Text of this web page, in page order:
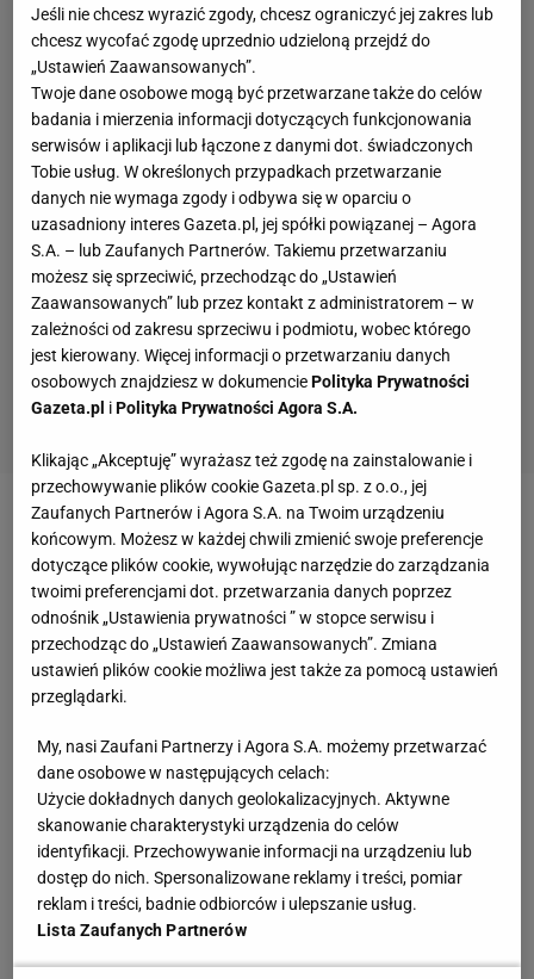
Zobacz wideoRobert Lewandowski zaskoczył Igę
Świątek. "Nie zdawała sobie sprawy"
Świątek wraca do najlepszej formy? Ignacik jest nią
zachwycony
Caty McNally, Elisabetta Cocciaretto i Naomi Osaka.
Paradoksalnie Polka największe problemy miała z tą
pierwszą, gdyż musiała rozegrać z Amerykanką aż
trzy sety. Z Włoszką i Japonką z kolei poradziła
sobie bez najmniejszych problemów. Szczególny
podziw wzbudza to, jak Świątek zdominowała Osakę
Jeśli nie chcesz wyrazić zgody, chcesz ograniczyć jej zakres lub
chcesz wycofać zgodę uprzednio udzieloną przejdź do
„Ustawień Zaawansowanych”.
Twoje dane osobowe mogą być przetwarzane także do celów
badania i mierzenia informacji dotyczących funkcjonowania
serwisów i aplikacji lub łączone z danymi dot. świadczonych
Tobie usług. W określonych przypadkach przetwarzanie
danych nie wymaga zgody i odbywa się w oparciu o
uzasadniony interes Gazeta.pl, jej spółki powiązanej – Agora
S.A. – lub Zaufanych Partnerów. Takiemu przetwarzaniu
możesz się sprzeciwić, przechodząc do „Ustawień
Zaawansowanych” lub przez kontakt z administratorem – w
zależności od zakresu sprzeciwu i podmiotu, wobec którego
jest kierowany. Więcej informacji o przetwarzaniu danych
osobowych znajdziesz w dokumenciePolityka Prywatności
Gazeta.pl iPolityka Prywatności Agora S.A.
Klikając „Akceptuję” wyrażasz też zgodę na zainstalowanie i
przechowywanie plików cookie Gazeta.pl sp. z o.o., jej
Zaufanych Partnerów i Agora S.A. na Twoim urządzeniu
końcowym. Możesz w każdej chwili zmienić swoje preferencje
dotyczące plików cookie, wywołując narzędzie do zarządzania
twoimi preferencjami dot. przetwarzania danych poprzez
odnośnik „Ustawienia prywatności ” w stopce serwisu i
przechodząc do „Ustawień Zaawansowanych”. Zmiana
ustawień plików cookie możliwa jest także za pomocą ustawień
przeglądarki.
My, nasi Zaufani Partnerzy i Agora S.A. możemy przetwarzać
dane osobowe w następujących celach:
Użycie dokładnych danych geolokalizacyjnych. Aktywne
skanowanie charakterystyki urządzenia do celów
identyfikacji. Przechowywanie informacji na urządzeniu lub
dostęp do nich. Spersonalizowane reklamy i treści, pomiar
reklam i treści, badnie odbiorców i ulepszanie usług.
Lista Zaufanych Partnerów